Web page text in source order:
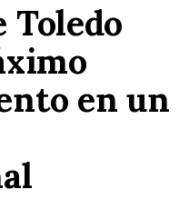
Toledo
en un